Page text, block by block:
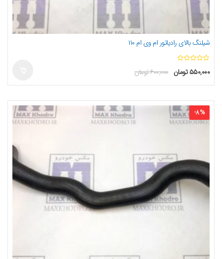
شیلنگ بالای رادیاتور ام وی ام ۱۱۰
۶۰۰,۰۰۰تومان ۵۵۰,۰۰۰ تومان
-8%